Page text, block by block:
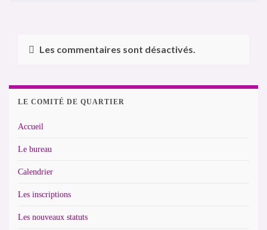
Les commentaires sont désactivés.
LE COMITÉ DE QUARTIER
Accueil
Le bureau
Calendrier
Les inscriptions
Les nouveaux statuts